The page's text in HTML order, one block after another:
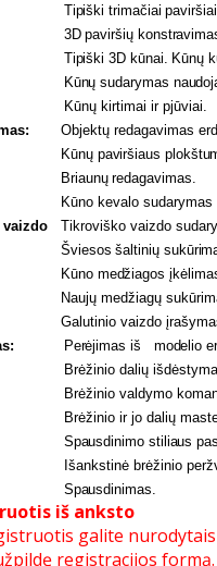
Tipiški trimačiai paviršiai.
3D paviršių
Tipiški 3D kūnai. Kūnų
Kūnų sudarymas
Kūnų kirtimai ir pjūviai.
Objektų redagavimas
Kūnų paviršiaus
Briaunų redagavimas.
Kūno kevalo sudarymas
Tikroviško vaizdo
Šviesos šaltinių
Kūno medžiagos
Naujų medžiagų
Galutinio vaizdo
Perėjimas iš modelio
Brėžinio dalių
Brėžinio valdymo
Brėžinio ir jo dalių
Spausdinimo stiliaus
Išankstinė brėžinio
Spausdinimas.
iš anksto
galite nurodytais
registracijos formą.